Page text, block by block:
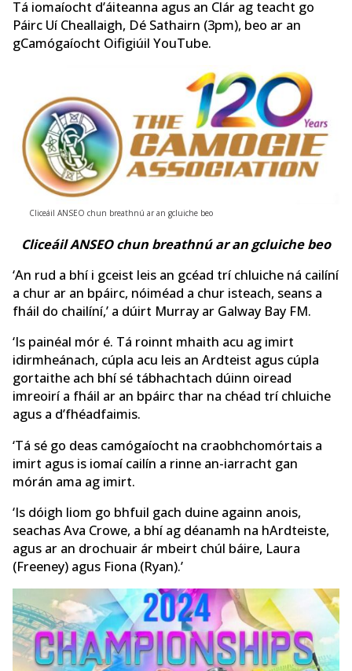
Tá iomaíocht d’áiteanna agus an Clár ag teacht go
Páirc Uí Cheallaigh, Dé Sathairn (3pm), beo ar an
gCamógaíocht Oifigiúil YouTube.
Cliceáil ANSEO chun breathnú ar an gcluiche beo
Cliceáil ANSEO chun breathnú ar an gcluiche beo
‘An rud a bhí i gceist leis an gcéad trí chluiche ná cailíní
a chur ar an bpáirc, nóiméad a chur isteach, seans a
fháil do chailíní,’ a dúirt Murray ar Galway Bay FM.
‘Is painéal mór é. Tá roinnt mhaith acu ag imirt
idirmheánach, cúpla acu leis an Ardteist agus cúpla
gortaithe ach bhí sé tábhachtach dúinn oiread
imreoirí a fháil ar an bpáirc thar na chéad trí chluiche
agus a d’fhéadfaimis.
‘Tá sé go deas camógaíocht na craobhchomórtais a
imirt agus is iomaí cailín a rinne an-iarracht gan
mórán ama ag imirt.
‘Is dóigh liom go bhfuil gach duine againn anois,
seachas Ava Crowe, a bhí ag déanamh na hArdteiste,
agus ar an drochuair ár mbeirt chúl báire, Laura
(Freeney) agus Fiona (Ryan).’